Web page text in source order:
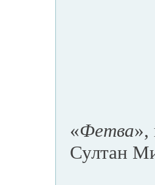
«Фетва»,
Султан